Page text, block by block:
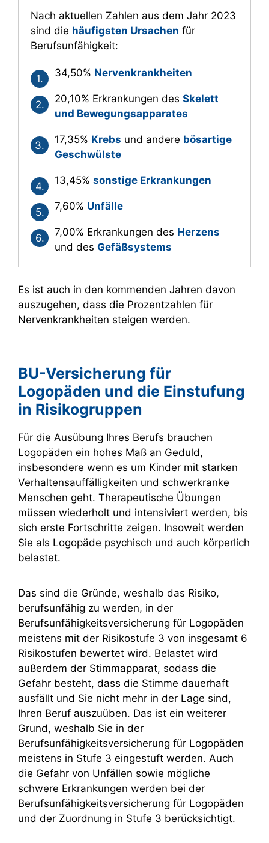
Nach aktuellen Zahlen aus dem Jahr 2023
sind die häufigsten Ursachen für
Berufsunfähigkeit:
34,50% Nervenkrankheiten
20,10% Erkrankungen des Skelett
und Bewegungsapparates
17,35% Krebs und andere bösartige
Geschwülste
13,45% sonstige Erkrankungen
7,60% Unfälle
7,00% Erkrankungen des Herzens
und des Gefäßsystems
Es ist auch in den kommenden Jahren davon
auszugehen, dass die Prozentzahlen für
Nervenkrankheiten steigen werden.
BU-Versicherung für
Logopäden und die Einstufung
in Risikogruppen
Für die Ausübung Ihres Berufs brauchen
Logopäden ein hohes Maß an Geduld,
insbesondere wenn es um Kinder mit starken
Verhaltensauffälligkeiten und schwerkranke
Menschen geht. Therapeutische Übungen
müssen wiederholt und intensiviert werden, bis
sich erste Fortschritte zeigen. Insoweit werden
Sie als Logopäde psychisch und auch körperlich
belastet.
Das sind die Gründe, weshalb das Risiko,
berufsunfähig zu werden, in der
Berufsunfähigkeitsversicherung für Logopäden
meistens mit der Risikostufe 3 von insgesamt 6
Risikostufen bewertet wird. Belastet wird
außerdem der Stimmapparat, sodass die
Gefahr besteht, dass die Stimme dauerhaft
ausfällt und Sie nicht mehr in der Lage sind,
Ihren Beruf auszuüben. Das ist ein weiterer
Grund, weshalb Sie in der
Berufsunfähigkeitsversicherung für Logopäden
meistens in Stufe 3 eingestuft werden. Auch
die Gefahr von Unfällen sowie mögliche
schwere Erkrankungen werden bei der
Berufsunfähigkeitsversicherung für Logopäden
und der Zuordnung in Stufe 3 berücksichtigt.